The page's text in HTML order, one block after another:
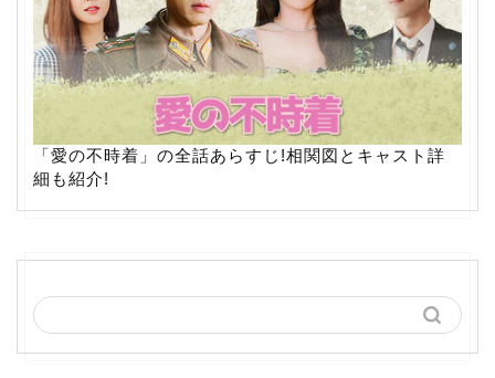
「愛の不時着」の全話あらすじ!相関図とキャスト詳
細も紹介!